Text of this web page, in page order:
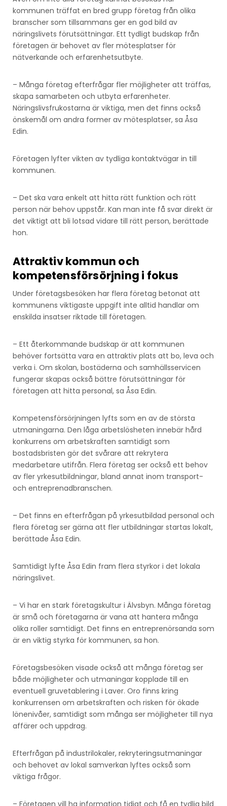
kommunen träffat en bred grupp företag från olika
branscher som tillsammans ger en god bild av
näringslivets förutsättningar. Ett tydligt budskap från
företagen är behovet av fler mötesplatser för
nätverkande och erfarenhetsutbyte.
– Många företag efterfrågar fler möjligheter att träffas,
skapa samarbeten och utbyta erfarenheter.
Näringslivsfrukostarna är viktiga, men det finns också
önskemål om andra former av mötesplatser, sa Åsa
Edin.
Företagen lyfter vikten av tydliga kontaktvägar in till
kommunen.
– Det ska vara enkelt att hitta rätt funktion och rätt
person när behov uppstår. Kan man inte få svar direkt är
det viktigt att bli lotsad vidare till rätt person, berättade
hon.
Attraktiv kommun och
kompetensförsörjning i fokus
Under företagsbesöken har flera företag betonat att
kommunens viktigaste uppgift inte alltid handlar om
enskilda insatser riktade till företagen.
– Ett återkommande budskap är att kommunen
behöver fortsätta vara en attraktiv plats att bo, leva och
verka i. Om skolan, bostäderna och samhällsservicen
fungerar skapas också bättre förutsättningar för
företagen att hitta personal, sa Åsa Edin.
Kompetensförsörjningen lyfts som en av de största
utmaningarna. Den låga arbetslösheten innebär hård
konkurrens om arbetskraften samtidigt som
bostadsbristen gör det svårare att rekrytera
medarbetare utifrån. Flera företag ser också ett behov
av fler yrkesutbildningar, bland annat inom transport-
och entreprenadbranschen.
– Det finns en efterfrågan på yrkesutbildad personal och
flera företag ser gärna att fler utbildningar startas lokalt,
berättade Åsa Edin.
Samtidigt lyfte Åsa Edin fram flera styrkor i det lokala
näringslivet.
– Vi har en stark företagskultur i Älvsbyn. Många företag
är små och företagarna är vana att hantera många
olika roller samtidigt. Det finns en entreprenörsanda som
är en viktig styrka för kommunen, sa hon.
Företagsbesöken visade också att många företag ser
både möjligheter och utmaningar kopplade till en
eventuell gruvetablering i Laver. Oro finns kring
konkurrensen om arbetskraften och risken för ökade
lönenivåer, samtidigt som många ser möjligheter till nya
affärer och uppdrag.
Efterfrågan på industrilokaler, rekryteringsutmaningar
och behovet av lokal samverkan lyftes också som
viktiga frågor.
– Företagen vill ha information tidigt och få en tydlig bild